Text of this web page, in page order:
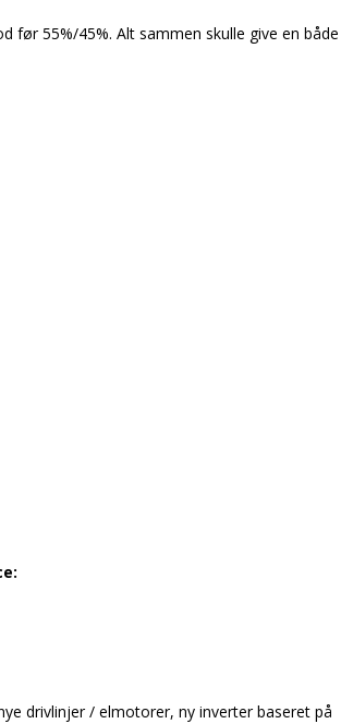
før 55%/45%. Alt sammen skulle give en både
drivlinjer / elmotorer, ny inverter baseret på